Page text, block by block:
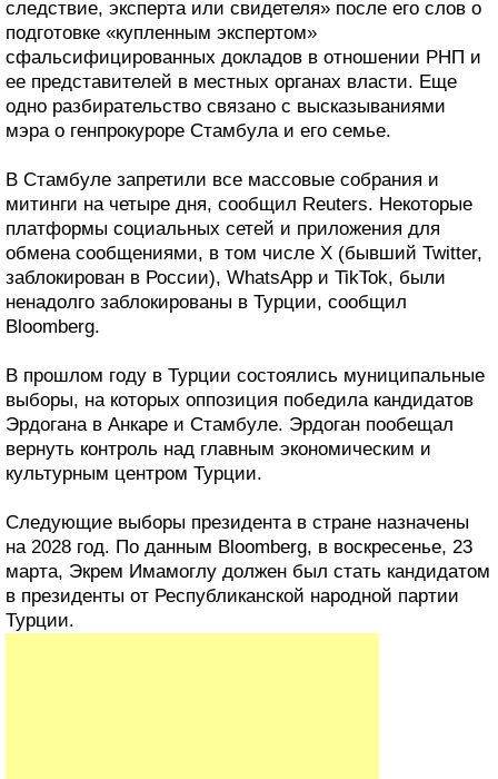
следствие, эксперта или свидетеля» после его слов о
подготовке «купленным экспертом»
сфальсифицированных докладов в отношении РНП и
ее представителей в местных органах власти. Еще
одно разбирательство связано с высказываниями
мэра о генпрокуроре Стамбула и его семье.
В Стамбуле запретили все массовые собрания и
митинги на четыре дня, сообщил Reuters. Некоторые
платформы социальных сетей и приложения для
обмена сообщениями, в том числе X (бывший Twitter,
заблокирован в России), WhatsApp и TikTok, были
ненадолго заблокированы в Турции, сообщил
Bloomberg.
В прошлом году в Турции состоялись муниципальные
выборы, на которых оппозиция победила кандидатов
Эрдогана в Анкаре и Стамбуле. Эрдоган пообещал
вернуть контроль над главным экономическим и
культурным центром Турции.
Следующие выборы президента в стране назначены
на 2028 год. По данным Bloomberg, в воскресенье, 23
марта, Экрем Имамоглу должен был стать кандидатом
в президенты от Республиканской народной партии
Турции.